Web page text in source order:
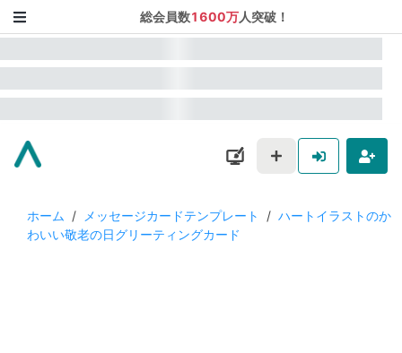
総会員数1600万人突破！
ホーム / メッセージカードテンプレート / ハートイラストのか
わいい敬老の日グリーティングカード